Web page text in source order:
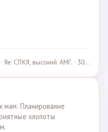
· Re: СПКЯ, высокий АМГ. · 30.04.2025
Планирование
хлопоты